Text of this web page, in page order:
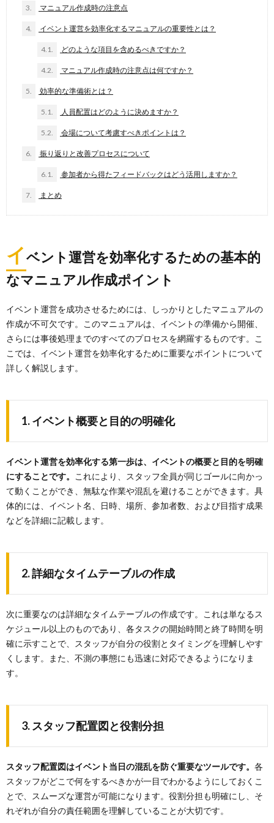
3. マニュアル作成時の注意点
4. イベント運営を効率化するマニュアルの重要性とは？
4.1. どのような項目を含めるべきですか？
4.2. マニュアル作成時の注意点は何ですか？
5. 効率的な準備術とは？
5.1. 人員配置はどのように決めますか？
5.2. 会場について考慮すべきポイントは？
6. 振り返りと改善プロセスについて
6.1. 参加者から得たフィードバックはどう活用しますか？
7. まとめ
イベント運営を効率化するための基本的
なマニュアル作成ポイント
イベント運営を成功させるためには、しっかりとしたマニュアルの
作成が不可欠です。このマニュアルは、イベントの準備から開催、
さらには事後処理までのすべてのプロセスを網羅するものです。こ
こでは、イベント運営を効率化するために重要なポイントについて
詳しく解説します。
1. イベント概要と目的の明確化
イベント運営を効率化する第一歩は、イベントの概要と目的を明確
にすることです。
これにより、スタッフ全員が同じゴールに向かっ
て動くことができ、無駄な作業や混乱を避けることができます。具
体的には、イベント名、日時、場所、参加者数、および目指す成果
などを詳細に記載します。
2. 詳細なタイムテーブルの作成
次に重要なのは詳細なタイムテーブルの作成です。これは単なるス
ケジュール以上のものであり、各タスクの開始時間と終了時間を明
確に示すことで、スタッフが自分の役割とタイミングを理解しやす
くします。また、不測の事態にも迅速に対応できるようになりま
す。
3. スタッフ配置図と役割分担
スタッフ配置図はイベント当日の混乱を防ぐ重要なツールです。 各
スタッフがどこで何をするべきかが一目でわかるようにしておくこ
とで、スムーズな運営が可能になります。役割分担も明確にし、そ
れぞれが自分の責任範囲を理解していることが大切です。